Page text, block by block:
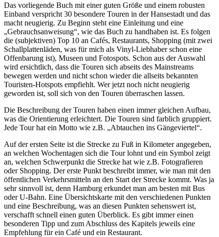
Das vorliegende Buch mit einer guten Größe und einem robusten
Einband verspricht 30 besondere Touren in der Hansestadt und das
macht neugierig. Zu Beginn steht eine Einleitung und eine
„Gebrauchsanweisung“, wie das Buch zu handhaben ist. Es folgen
die (subjektiven) Top 10 an Cafés, Restaurants, Shopping (mit zwei
Schallplattenläden, was für mich als Vinyl-Liebhaber schon eine
Offenbarung ist), Museen und Fotospots. Schon aus der Auswahl
wird ersichtlich, dass die Touren sich abseits des Mainstreams
bewegen werden und nicht schon wieder die allseits bekannten
Touristen-Hotspots empfiehlt. Wer jetzt noch nicht neugierig
geworden ist, soll sich von den Touren überraschen lassen.
Die Beschreibung der Touren haben einen immer gleichen Aufbau,
was die Orientierung erleichtert. Die Touren sind farblich gruppiert.
Jede Tour hat ein Motto wie z.B. „Abtauchen ins Gängeviertel“.
Auf der ersten Seite ist die Strecke zu Fuß in Kilometer angegeben,
an welchen Wochentagen sich die Tour lohnt und ein Symbol zeigt
an, welchen Schwerpunkt die Strecke hat wie z.B. Fotografieren
oder Shopping. Der erste Punkt beschreibt immer, wie man mit den
öffentlichen Verkehrsmitteln an den Start der Strecke kommt. Was ja
sehr sinnvoll ist, denn Hamburg erkundet man am besten mit Bus
oder U-Bahn. Eine Übersichtskarte mit den verschiedenen Punkten
und eine Beschreibung, was an diesen Punkten sehenswert ist,
verschafft schnell einen guten Überblick. Es gibt immer einen
besonderen Tipp und zum Abschluss des Kapitels jeweils eine
Empfehlung für ein Café und ein Restaurant.